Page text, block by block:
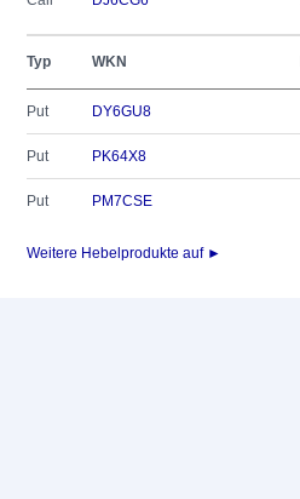
Typ WKN
Put DY6GU8
Put PK64X8
Put PM7CSE
Weitere Hebelprodukte auf ►